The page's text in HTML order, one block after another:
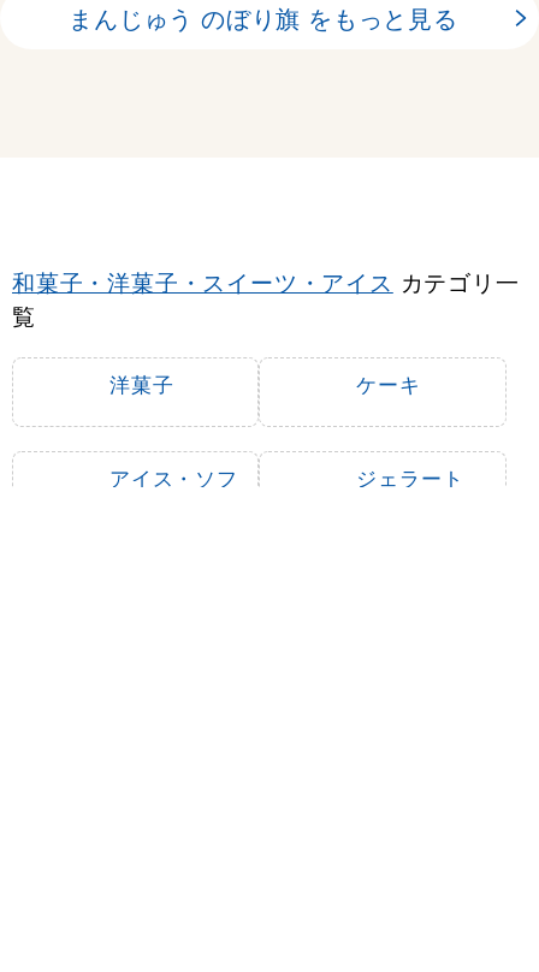
まんじゅう のぼり旗 をもっと見る
和菓子・洋菓子・スイーツ・アイス カテゴリ一
覧
洋菓子 ケーキ
アイス・ソフ
ジェラート